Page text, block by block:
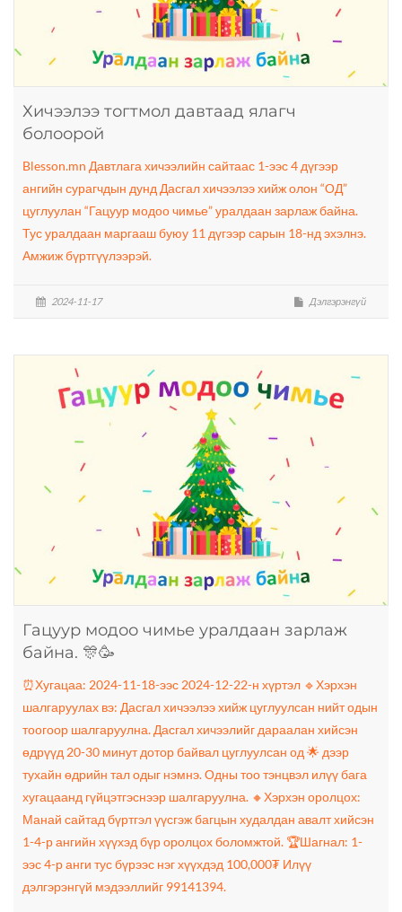
Хичээлээ тогтмол давтаад ялагч
болоорой
Blesson.mn Давтлага хичээлийн сайтаас 1-ээс 4 дүгээр
ангийн сурагчдын дунд Дасгал хичээлээ хийж олон “ОД”
цуглуулан “Гацуур модоо чимье” уралдаан зарлаж байна.
Тус уралдаан маргааш буюу 11 дүгээр сарын 18-нд эхэлнэ.
Амжиж бүртгүүлээрэй.
2024-11-17 Дэлгэрэнгүй
Гацуур модоо чимье уралдаан зарлаж
байна. 🎊🥳
⏰Хугацаа: 2024-11-18-ээс 2024-12-22-н хүртэл 🔹Хэрхэн
шалгаруулах вэ: Дасгал хичээлээ хийж цуглуулсан нийт одын
тоогоор шалгаруулна. Дасгал хичээлийг дараалан хийсэн
өдрүүд 20-30 минут дотор байвал цуглуулсан од 🌟 дээр
тухайн өдрийн тал одыг нэмнэ. Одны тоо тэнцвэл илүү бага
хугацаанд гүйцэтгэснээр шалгаруулна. 🔸Хэрхэн оролцох:
Манай сайтад бүртгэл үүсгэж багцын худалдан авалт хийсэн
1-4-р ангийн хүүхэд бүр оролцох боломжтой. 🏆Шагнал: 1-
ээс 4-р анги тус бүрээс нэг хүүхдэд 100,000₮ Илүү
дэлгэрэнгүй мэдээллийг 99141394.